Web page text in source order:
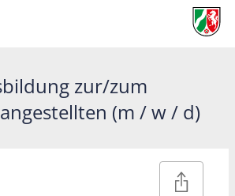
zur/zum
(m / w / d)